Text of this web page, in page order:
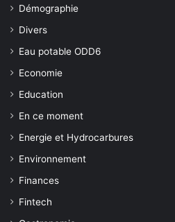
Démographie
Divers
Eau potable ODD6
Economie
Education
En ce moment
Energie et Hydrocarbures
Environnement
Finances
Fintech